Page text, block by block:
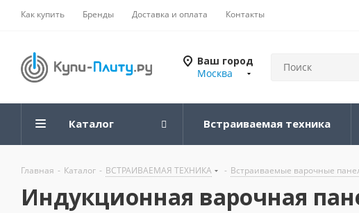
Как купить Бренды Доставка и оплата Контакты
Ваш город
Москва
Каталог Встраиваемая техника
Главная - Каталог - ВСТРАИВАЕМАЯ ТЕХНИКА - Встраиваемые варочные
Индукционная варочная